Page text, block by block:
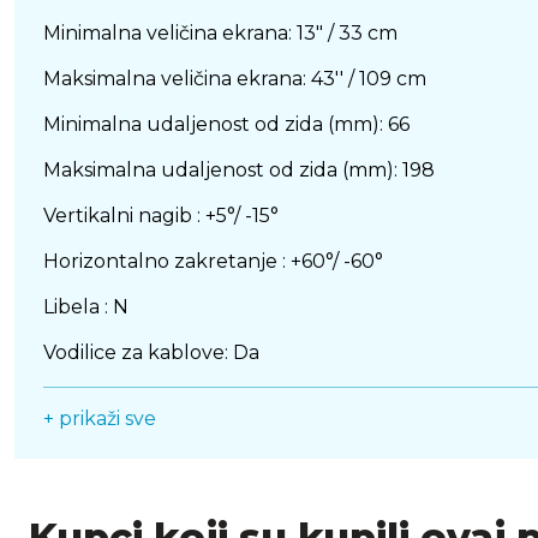
Minimalna veličina ekrana: 13" / 33 cm
Maksimalna veličina ekrana: 43'' / 109 cm
Minimalna udaljenost od zida (mm): 66
Maksimalna udaljenost od zida (mm): 198
Vertikalni nagib : +5°/ -15°
Horizontalno zakretanje : +60°/ -60°
Libela : N
Vodilice za kablove: Da
+ prikaži sve